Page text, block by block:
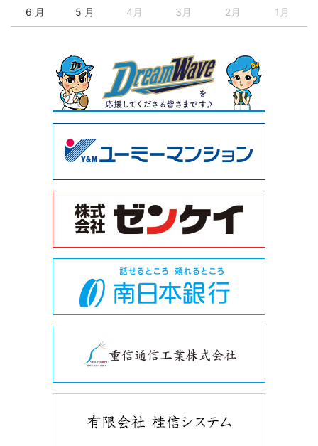
6 月 5 月 4月 3月 2月 1月